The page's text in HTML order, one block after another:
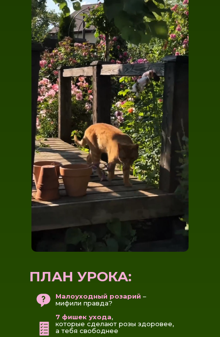
ПЛАН УРОКА:
Малоуходный розарий –
мифили правда?
7 фишек ухода,
которые сделают розы здоровее,
а тебя свободнее